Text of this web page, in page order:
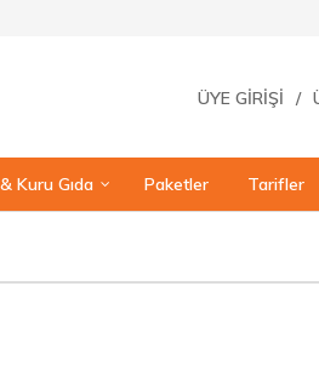
ÜYE GIRIŞI /
Kuru Gıda Paketler Tarifler